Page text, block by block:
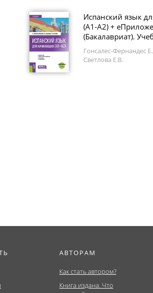
Испанский язык
(А1-А2) +
(Бакалавриат).
Гонсалес-Фернандес
Светлова Е.В.
АВТОРАМ
Как стать автором?
Книга издана. Что